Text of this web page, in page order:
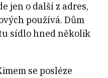
jen o další z adres,
používá. Dům
sídlo hned několik
se posléze